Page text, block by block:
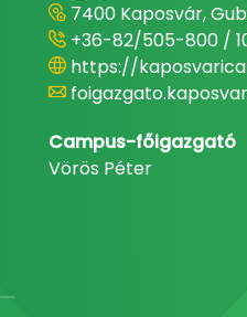
7400 Kaposvár,
+36-82/505-800 /
https://
Campus-főigazgató
Vörös Péter